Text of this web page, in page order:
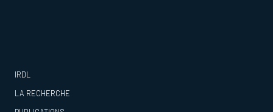
IRDL
LA RECHERCHE